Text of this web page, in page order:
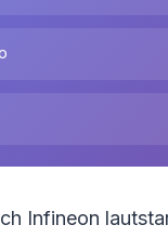
Infineon